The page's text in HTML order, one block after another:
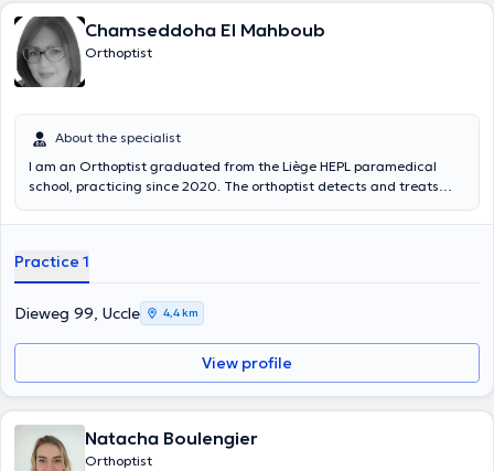
Chamseddoha El Mahboub
Orthoptist
About the specialist
I am an Orthoptist graduated from the Liège HEPL paramedical
school, practicing since 2020. The orthoptist detects and treats
is particularly interested in the functional aspect of binocular vision.
prescription in the case of eye movement defects and problems
related to the functioning of the eyes from infants to the elderly.
Depending on the results of the assessment, rehabilitation sessions
when necessary may be offered by the orthoptist who will decide on
the number of sessions. • Binocular vision disorders (convergence
insufficiency, visual fatigue) • Strabismus • Amblyopia • Oculomotor
paralysis • Neurovisual disorders • Learning disabilities • Low vision
Practice 1
Dieweg 99, Uccle 4,4 km
View profile
Natacha Boulengier
Orthoptist